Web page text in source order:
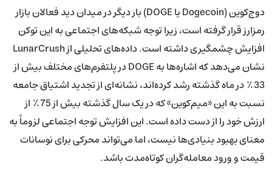
دوج‌کوین (Dogecoin یا DOGE) بار دیگر در میدان دید فعالان بازار
رمزارز قرار گرفته است، زیرا توجه شبکه‌های اجتماعی به این توکن
افزایش چشمگیری داشته است. داده‌های تحلیلی از LunarCrush
نشان می‌دهد که اشاره‌ها به DOGE در پلتفرم‌های مختلف بیش از
33٪ در ماه گذشته رشد کرده‌اند، نشانه‌ای از تجدید اشتیاق جامعه
نسبت به این «میم‌کوین» که در یک سال گذشته بیش از 75٪ از
ارزش خود را از دست داده است. این افزایش توجه اجتماعی لزوماً به
معنای بهبود بنیادی‌ها نیست، اما می‌تواند محرکی برای نوسانات
قیمت و ورود معامله‌گران کوتاه‌مدت باشد.